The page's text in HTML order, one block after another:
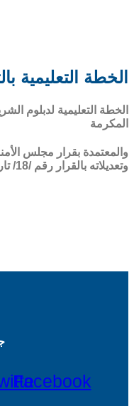
الخطة التعليمية
الخطة التعليمية لدبلوم
المكرمة
وتعديلاته بالقرار رقم /18/ تاريخ 17/01/2019
Facebook